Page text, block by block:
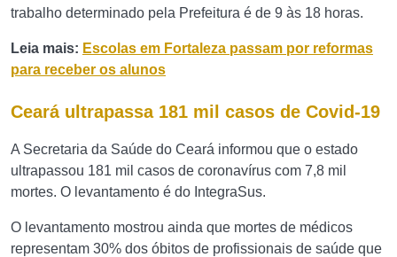
trabalho determinado pela Prefeitura é de 9 às 18 horas.
Leia mais: Escolas em Fortaleza passam por reformas
para receber os alunos
Ceará ultrapassa 181 mil casos de Covid-19
A Secretaria da Saúde do Ceará informou que o estado
ultrapassou 181 mil casos de coronavírus com 7,8 mil
mortes. O levantamento é do IntegraSus.
O levantamento mostrou ainda que mortes de médicos
representam 30% dos óbitos de profissionais de saúde que